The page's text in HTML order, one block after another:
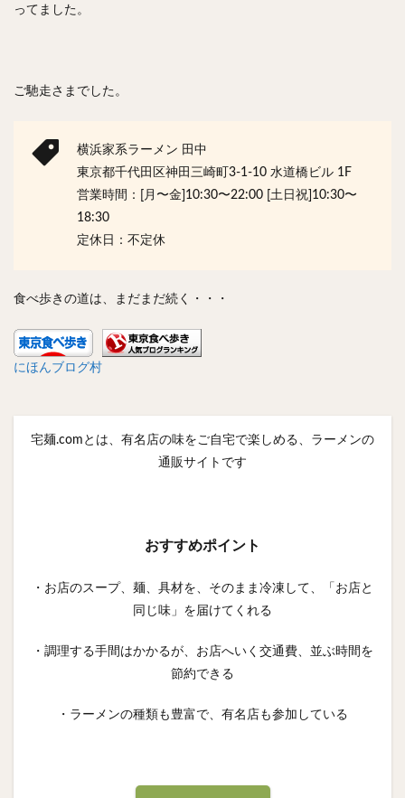
ってました。
ご馳走さまでした。
横浜家系ラーメン 田中
東京都千代田区神田三崎町3-1-10 水道橋ビル 1F
営業時間：[月〜金]10:30〜22:00 [土日祝]10:30〜
18:30
定休日：不定休
食べ歩きの道は、まだまだ続く・・・
にほんブログ村
宅麺.comとは、有名店の味をご自宅で楽しめる、ラーメンの
通販サイトです
おすすめポイント
・お店のスープ、麺、具材を、そのまま冷凍して、「お店と
同じ味」を届けてくれる
・調理する手間はかかるが、お店へいく交通費、並ぶ時間を
節約できる
・ラーメンの種類も豊富で、有名店も参加している